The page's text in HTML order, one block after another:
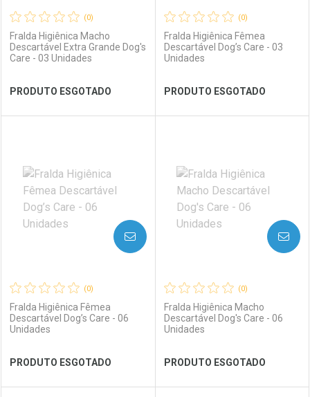
Ver Desconto Convênio Ver Desconto Convênio
(0)
Fralda Higiênica Macho
Descartável Extra Grande Dog's
Care - 03 Unidades
PRODUTO ESGOTADO
Laboratório
Ver Desconto Convênio
Por Menos
(0)
Fralda Higiênica Fêmea
Descartável Dog’s Care - 03
Unidades
PRODUTO ESGOTADO
Laboratório
Ver Desconto Convênio
Por Menos
(0)
Fralda Higiênica Fêmea
Descartável Dog’s Care - 06
Unidades
PRODUTO ESGOTADO
AVISE-ME
(0)
Fralda Higiênica Macho
Descartável Dog's Care - 06
Unidades
PRODUTO ESGOTADO
AVISE-ME